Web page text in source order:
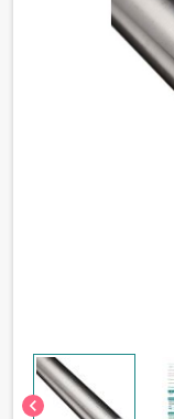
chevron_left